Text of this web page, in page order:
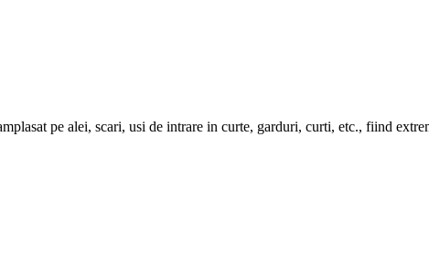
pe alei, scari, usi de intrare in curte, garduri, curti, etc., fiind